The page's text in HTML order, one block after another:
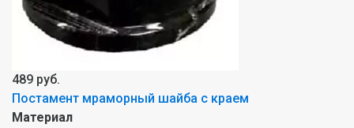
489 руб.
Постамент мраморный шайба c краем
Материал